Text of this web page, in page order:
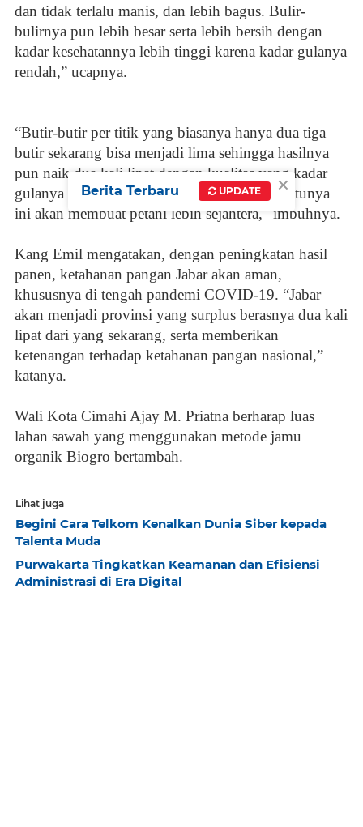
dan tidak terlalu manis, dan lebih bagus. Bulir-
bulirnya pun lebih besar serta lebih bersih dengan
kadar kesehatannya lebih tinggi karena kadar gulanya
rendah,” ucapnya.
“Butir-butir per titik yang biasanya hanya dua tiga
butir sekarang bisa menjadi lima sehingga hasilnya
pun naik dua kali lipat dengan kualitas yang kadar
gulanya turun dan baik untuk kesehatan. Tentunya
ini akan membuat petani lebih sejahtera," imbuhnya.
Kang Emil mengatakan, dengan peningkatan hasil
panen, ketahanan pangan Jabar akan aman,
khususnya di tengah pandemi COVID-19. “Jabar
akan menjadi provinsi yang surplus berasnya dua kali
lipat dari yang sekarang, serta memberikan
ketenangan terhadap ketahanan pangan nasional,”
katanya.
Wali Kota Cimahi Ajay M. Priatna berharap luas
lahan sawah yang menggunakan metode jamu
organik Biogro bertambah.
Lihat juga
Begini Cara Telkom Kenalkan Dunia Siber kepada
Talenta Muda
Purwakarta Tingkatkan Keamanan dan Efisiensi
Administrasi di Era Digital
×
Berita Terbaru UPDATE